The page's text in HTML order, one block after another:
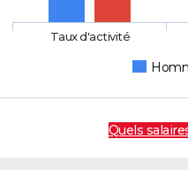
Taux d'activité
Quels